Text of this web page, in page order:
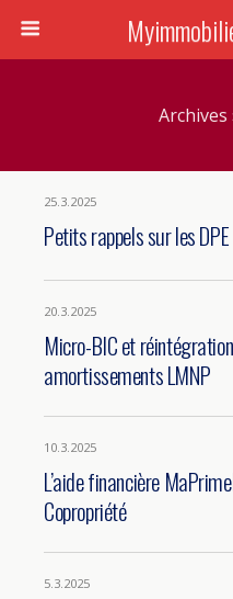
Archives
25.3.2025
Petits rappels sur les
20.3.2025
Micro-BIC et
amortissements LMNP
10.3.2025
L’aide financière
Copropriété
5.3.2025